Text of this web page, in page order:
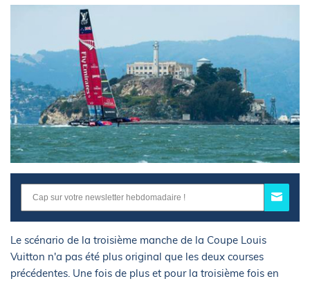
Le scénario de la troisième manche de la Coupe Louis
Vuitton n'a pas été plus original que les deux courses
précédentes. Une fois de plus et pour la troisième fois en